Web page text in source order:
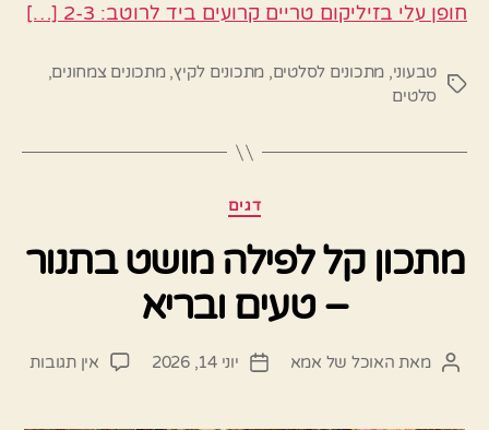
חופן עלי בזיליקום טריים קרועים ביד לרוטב: 2-3 […]
תגיות
טבעוני, מתכונים לסלטים, מתכונים לקיץ,מתכונים צמחונים,
סלטים
קטגוריותדגים
מתכון קל לפילה מושט בתנור
– טעים ובריא
המחבר
מאת האוכל של אמא
תאריך
יוני 14, 2026 אין תגובותעל